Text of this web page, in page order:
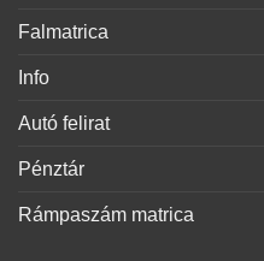
Falmatrica
Info
Autó felirat
Pénztár
Rámpaszám matrica